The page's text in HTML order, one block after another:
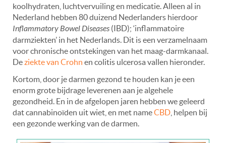
koolhydraten, luchtvervuiling en medicatie. Alleen al in
Nederland hebben 80 duizend Nederlanders hierdoor
Inflammatory Bowel Diseases (IBD); ‘inflammatoire
darmziekten’ in het Nederlands. Dit is een verzamelnaam
voor chronische ontstekingen van het maag-darmkanaal.
Deziekte van Crohn en colitis ulcerosa vallen hieronder.
Kortom, door je darmen gezond te houden kan je een
enorm grote bijdrage leverenen aan je algehele
gezondheid. En in de afgelopen jaren hebben we geleerd
dat cannabinoïden uit wiet, en met nameCBD , helpen bij
een gezonde werking van de darmen.